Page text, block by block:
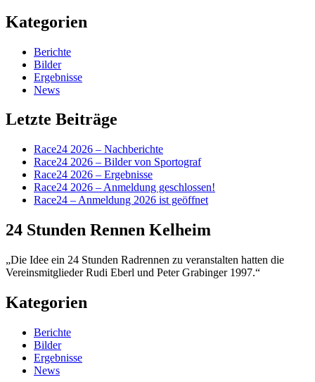
Kategorien
Berichte
Bilder
Ergebnisse
News
Letzte Beiträge
Race24 2026 – Nachberichte
Race24 2026 – Bilder von Sportograf
Race24 2026 – Ergebnisse
Race24 2026 – Anmeldung geschlossen!
Race24 – Anmeldung 2026 ist geöffnet
24 Stunden Rennen Kelheim
„Die Idee ein 24 Stunden Radrennen zu veranstalten hatten die
Vereinsmitglieder Rudi Eberl und Peter Grabinger 1997.“
Kategorien
Berichte
Bilder
Ergebnisse
News